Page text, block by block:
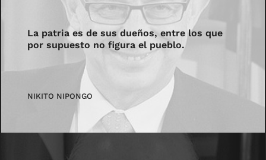
La patria es de sus dueños, entre los que
por supuesto no figura el pueblo.
NIKITO NIPONGO